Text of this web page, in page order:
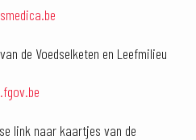
de Voedselketen en Leefmilieu
link naar kaartjes van de